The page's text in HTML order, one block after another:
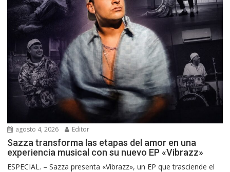
agosto 4, 2026 Editor
Sazza transforma las etapas del amor en una
experiencia musical con su nuevo EP «Vibrazz»
ESPECIAL. – Sazza presenta «Vibrazz», un EP que trasciende el